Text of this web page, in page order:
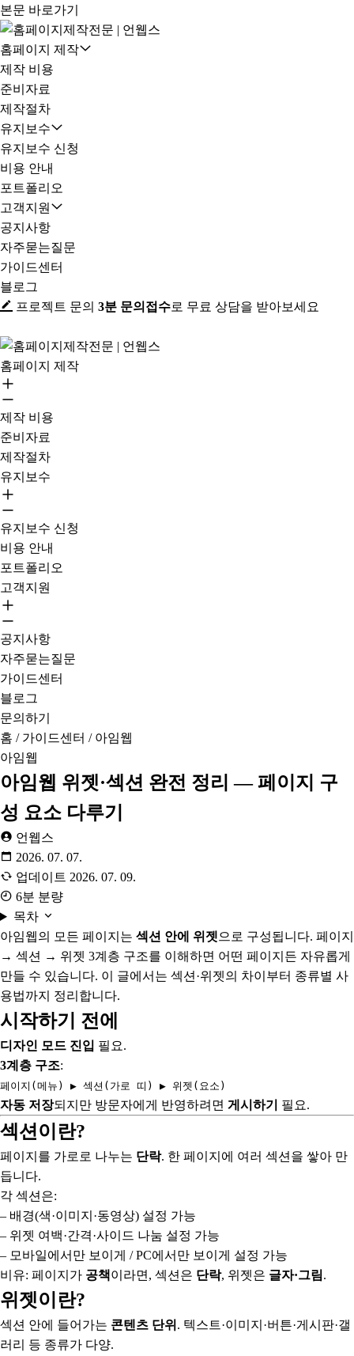
본문 바로가기
홈페이지 제작
제작 비용
준비자료
제작절차
유지보수
유지보수 신청
비용 안내
포트폴리오
고객지원
공지사항
자주묻는질문
가이드센터
블로그
프로젝트 문의 3분 문의접수로 무료 상담을 받아보세요
홈페이지 제작
제작 비용
준비자료
제작절차
유지보수
유지보수 신청
비용 안내
포트폴리오
고객지원
공지사항
자주묻는질문
가이드센터
블로그
문의하기
홈 / 가이드센터 / 아임웹
아임웹
아임웹 위젯·섹션 완전 정리 — 페이지 구
성 요소 다루기
언웹스
2026. 07. 07.
업데이트 2026. 07. 09.
6분 분량
목차
아임웹의 모든 페이지는 섹션 안에 위젯으로 구성됩니다. 페이지
→ 섹션 → 위젯 3계층 구조를 이해하면 어떤 페이지든 자유롭게
만들 수 있습니다. 이 글에서는 섹션·위젯의 차이부터 종류별 사
용법까지 정리합니다.
시작하기 전에
디자인 모드 진입 필요.
3계층 구조:
페이지(메뉴) ▶ 섹션(가로 띠) ▶ 위젯(요소)
자동 저장되지만 방문자에게 반영하려면 게시하기 필요.
섹션이란?
페이지를 가로로 나누는 단락. 한 페이지에 여러 섹션을 쌓아 만
듭니다.
각 섹션은:
– 배경(색·이미지·동영상) 설정 가능
– 위젯 여백·간격·사이드 나눔 설정 가능
– 모바일에서만 보이게 / PC에서만 보이게 설정 가능
비유: 페이지가 공책이라면, 섹션은 단락, 위젯은 글자·그림.
위젯이란?
섹션 안에 들어가는 콘텐츠 단위 . 텍스트·이미지·버튼·게시판·갤
러리 등 종류가 다양.